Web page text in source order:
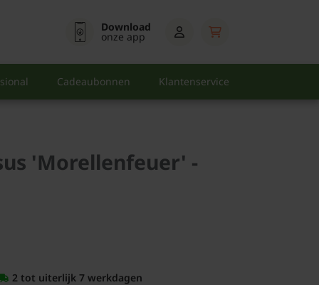
Download
onze app
Cadeaubonnen Klantenservice
'Morellenfeuer' -
2 tot uiterlijk 7 werkdagen